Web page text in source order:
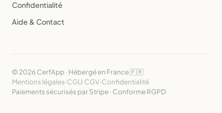
Confidentialité
Aide & Contact
© 2026 CerfApp · Hébergé en France 🇫🇷
Mentions légales·CGU·CGV·Confidentialité
Paiements sécurisés par Stripe · Conforme RGPD